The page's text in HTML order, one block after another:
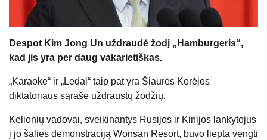
Despot Kim Jong Un uždraudė žodį „Hamburgeris“,
kad jis yra per daug vakarietiškas.
„Karaoke“ ir „Ledai“ taip pat yra Šiaurės Korėjos
diktatoriaus sąraše uždraustų žodžių.
Kelionių vadovai, sveikinantys Rusijos ir Kinijos lankytojus
į jo šalies demonstraciją Wonsan Resort, buvo liepta vengti